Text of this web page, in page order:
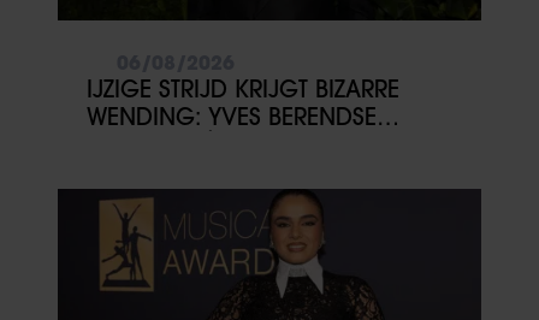
IJZIGE STRIJD KRIJGT BIZARRE
WENDING: YVES BERENDSE